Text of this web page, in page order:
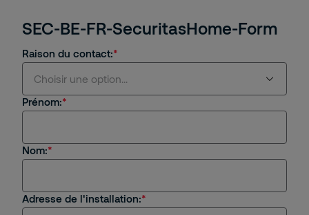
SEC-BE-FR-SecuritasHome-Form
Raison du contact:
Choisir une option...
Demande d'intervention (entretien et/ou visite
technique sur site)
Demande d'extension pour mon système
Securitas Home
Prénom:
Nom:
Adresse de l'installation: